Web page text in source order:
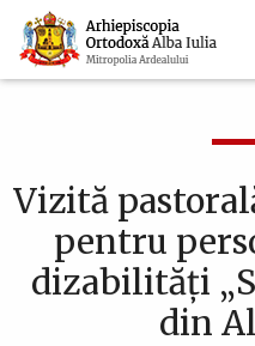
Mergi
la
conţinutul
Navigare
principală
Vizită
pentru
dizabilități
din